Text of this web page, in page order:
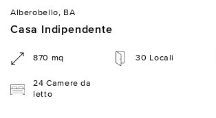
Alberobello, BA
Casa Indipendente
870 mq 30 Locali
24 Camere da
letto